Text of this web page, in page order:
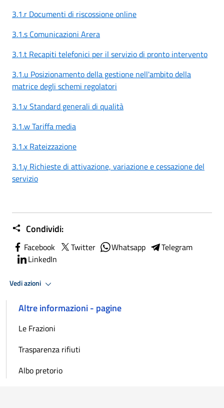
3.1.r Documenti di riscossione online
3.1.s Comunicazioni Arera
3.1.t Recapiti telefonici per il servizio di pronto intervento
3.1.u Posizionamento della gestione nell'ambito della
matrice degli schemi regolatori
3.1.v Standard generali di qualità
3.1.w Tariffa media
3.1.x Rateizzazione
3.1.y Richieste di attivazione, variazione e cessazione del
servizio
Condividi:
Facebook Twitter Whatsapp
Telegram
LinkedIn
Vedi azioni
Altre informazioni - pagine
Le Frazioni
Trasparenza rifiuti
Albo pretorio